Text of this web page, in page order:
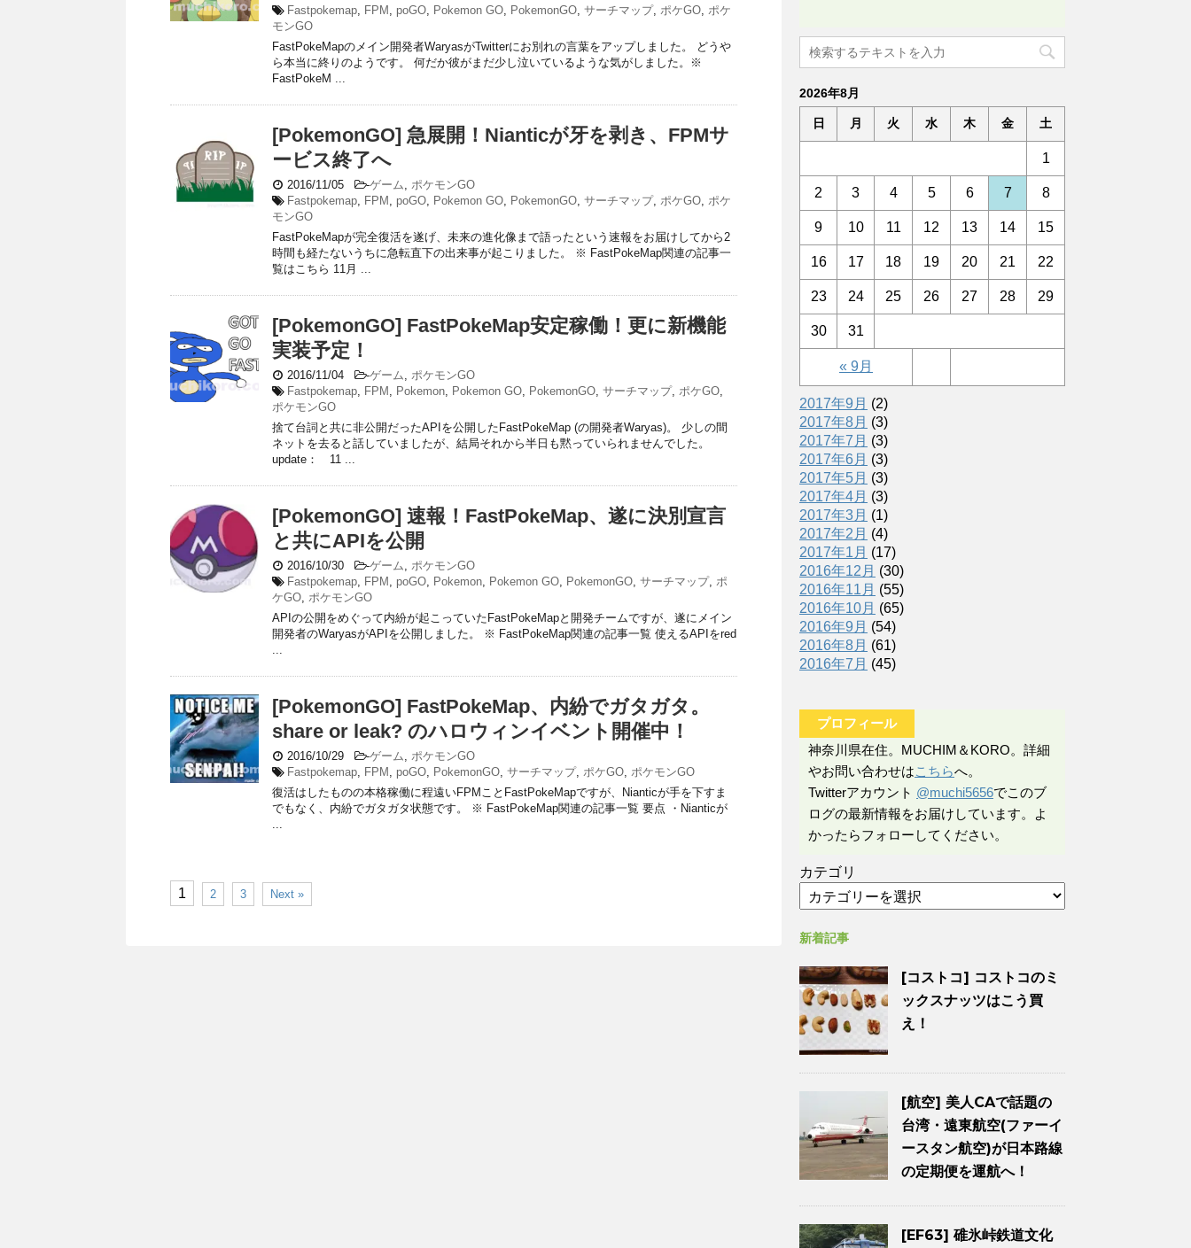
Fastpokemap, FPM , poGO, Pokemon GO, PokemonGO, サーチマップ, ポケGO, ポケ
モンGO
FastPokeMapのメイン開発者WaryasがTwitterにお別れの言葉をアップしました。 どうや
ら本当に終りのようです。 何だか彼がまだ少し泣いているような気がしました。※
FastPokeM ...
[PokemonGO] 急展開！Nianticが牙を剥き、FPMサ
ービス終了へ
2016/11/05 -ゲーム, ポケモンGO
Fastpokemap, FPM , poGO, Pokemon GO, PokemonGO, サーチマップ, ポケGO, ポケ
モンGO
FastPokeMapが完全復活を遂げ、未来の進化像まで語ったという速報をお届けしてから2
時間も経たないうちに急転直下の出来事が起こりました。 ※ FastPokeMap関連の記事一
覧はこちら 11月 ...
[PokemonGO] FastPokeMap安定稼働！更に新機能
実装予定！
2016/11/04 -ゲーム, ポケモンGO
Fastpokemap, FPM , Pokemon, Pokemon GO, PokemonGO, サーチマップ, ポケGO,
ポケモンGO
捨て台詞と共に非公開だったAPIを公開したFastPokeMap (の開発者Waryas)。 少しの間
ネットを去ると話していましたが、結局それから半日も黙っていられませんでした。
update： 11 ...
[PokemonGO] 速報！FastPokeMap、遂に決別宣言
と共にAPIを公開
2016/10/30 -ゲーム, ポケモンGO
Fastpokemap, FPM , poGO, Pokemon, Pokemon GO, PokemonGO, サーチマップ, ポ
ケGO, ポケモンGO
APIの公開をめぐって内紛が起こっていたFastPokeMapと開発チームですが、遂にメイン
開発者のWaryasがAPIを公開しました。 ※ FastPokeMap関連の記事一覧 使えるAPIをred
...
[PokemonGO] FastPokeMap、内紛でガタガタ。
share or leak? のハロウィンイベント開催中！
2016/10/29 -ゲーム, ポケモンGO
Fastpokemap, FPM , poGO, PokemonGO, サーチマップ, ポケGO, ポケモンGO
復活はしたものの本格稼働に程遠いFPMことFastPokeMapですが、Nianticが手を下すま
でもなく、内紛でガタガタ状態です。 ※ FastPokeMap関連の記事一覧 要点 ・Nianticが
...
1 2 3 Next »
2026年8月
日 月 火 水 木 金 土
« 9月
1
2 3 4 5 6 7 8
9 10 11 12 13 14 15
16 17 18 19 20 21 22
23 24 25 26 27 28 29
30 31
2017年9月 (2)
2017年8月 (3)
2017年7月 (3)
2017年6月 (3)
2017年5月 (3)
2017年4月 (3)
2017年3月 (1)
2017年2月 (4)
2017年1月 (17)
2016年12月 (30)
2016年11月 (55)
2016年10月 (65)
2016年9月 (54)
2016年8月 (61)
2016年7月 (45)
プロフィール
神奈川県在住。MUCHIM＆KORO。詳細
やお問い合わせはこちらへ。
Twitterアカウント @muchi5656でこのブ
ログの最新情報をお届けしています。よ
かったらフォローしてください。
カテゴリ
新着記事
[コストコ] コストコのミ
ックスナッツはこう買
え！
[航空] 美人CAで話題の
台湾・遠東航空(ファーイ
ースタン航空)が日本路線
の定期便を運航へ！
[EF63] 碓氷峠鉄道文化